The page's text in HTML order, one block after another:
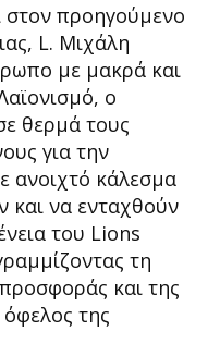
στον προηγούμενο
L. Μιχάλη
με μακρά και
ο
θερμά τους
για την
ανοιχτό κάλεσμα
και να ενταχθούν
του Lions
τη
και της
της